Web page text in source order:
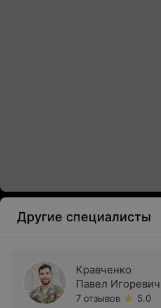
Другие специалисты
Кравченко
Павел Игоревич
7 отзывов
5.0